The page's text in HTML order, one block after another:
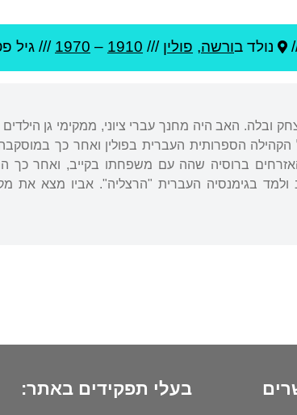
נולד בורשה, פולין ///
1910
–
1970 /// גיל
ובלה. האב היה מחנך עברי ציוני, ממקימי גן
הקהילה הספרותית העברית בפולין ואחר כך
בגימנסיה העברית "הרצליה". אביו מצא את
בעלי תפקידים באתר: